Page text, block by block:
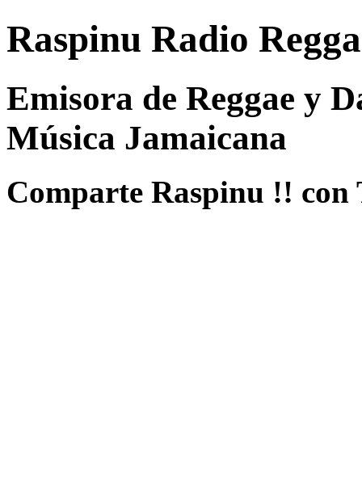
Raspinu Radio
Emisora de Reggae y
Música Jamaicana
Comparte Raspinu !! con